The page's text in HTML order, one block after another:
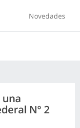
Novedades
N° 2